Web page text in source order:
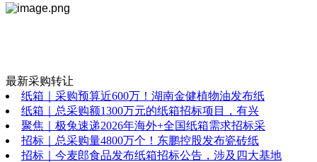
最新采购转让
纸箱｜采购预算近600万！湖南金健植物油发布纸
纸箱｜总采购额1300万元的纸箱招标项目，有兴
聚焦｜极兔速递2026年海外+全国纸箱需求招标采
招标｜总采购量4800万个！东鹏控股发布瓷砖纸
招标｜今麦郎食品发布纸箱招标公告，涉及四大基地